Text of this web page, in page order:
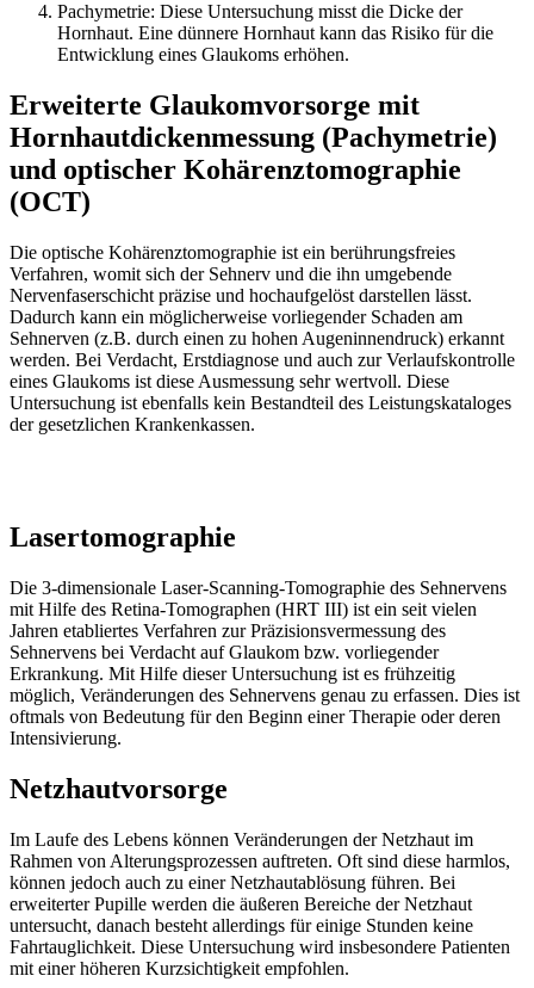
Pachymetrie: Diese Untersuchung misst die Dicke der
Hornhaut. Eine dünnere Hornhaut kann das Risiko für die
Entwicklung eines Glaukoms erhöhen.
Erweiterte Glaukomvorsorge mit
Hornhautdickenmessung (Pachymetrie)
und optischer Kohärenztomographie
(OCT)
Die optische Kohärenztomographie ist ein berührungsfreies
Verfahren, womit sich der Sehnerv und die ihn umgebende
Nervenfaserschicht präzise und hochaufgelöst darstellen lässt.
Dadurch kann ein möglicherweise vorliegender Schaden am
Sehnerven (z.B. durch einen zu hohen Augeninnendruck) erkannt
werden. Bei Verdacht, Erstdiagnose und auch zur Verlaufskontrolle
eines Glaukoms ist diese Ausmessung sehr wertvoll. Diese
Untersuchung ist ebenfalls kein Bestandteil des Leistungskataloges
der gesetzlichen Krankenkassen.
Lasertomographie
Die 3-dimensionale Laser-Scanning-Tomographie des Sehnervens
mit Hilfe des Retina-Tomographen (HRT III) ist ein seit vielen
Jahren etabliertes Verfahren zur Präzisionsvermessung des
Sehnervens bei Verdacht auf Glaukom bzw. vorliegender
Erkrankung. Mit Hilfe dieser Untersuchung ist es frühzeitig
möglich, Veränderungen des Sehnervens genau zu erfassen. Dies ist
oftmals von Bedeutung für den Beginn einer Therapie oder deren
Intensivierung.
Netzhautvorsorge
Im Laufe des Lebens können Veränderungen der Netzhaut im
Rahmen von Alterungsprozessen auftreten. Oft sind diese harmlos,
können jedoch auch zu einer Netzhautablösung führen. Bei
erweiterter Pupille werden die äußeren Bereiche der Netzhaut
untersucht, danach besteht allerdings für einige Stunden keine
Fahrtauglichkeit. Diese Untersuchung wird insbesondere Patienten
mit einer höheren Kurzsichtigkeit empfohlen.